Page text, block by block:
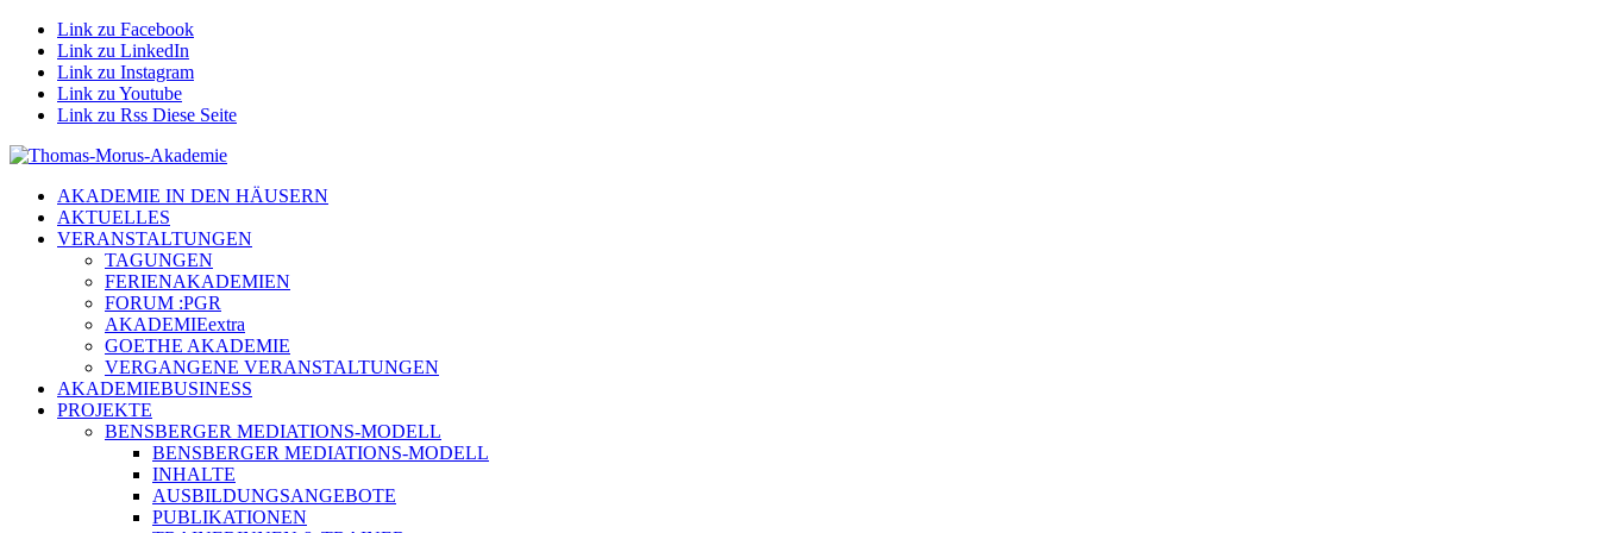
Link zu Facebook
Link zu LinkedIn
Link zu Instagram
Link zu Youtube
Link zu Rss Diese Seite
AKADEMIE IN DEN HÄUSERN
AKTUELLES
VERANSTALTUNGEN
TAGUNGEN
FERIENAKADEMIEN
FORUM :PGR
AKADEMIEextra
GOETHE AKADEMIE
VERGANGENE VERANSTALTUNGEN
AKADEMIEBUSINESS
PROJEKTE
BENSBERGER MEDIATIONS-MODELL
BENSBERGER MEDIATIONS-MODELL
INHALTE
AUSBILDUNGSANGEBOTE
PUBLIKATIONEN